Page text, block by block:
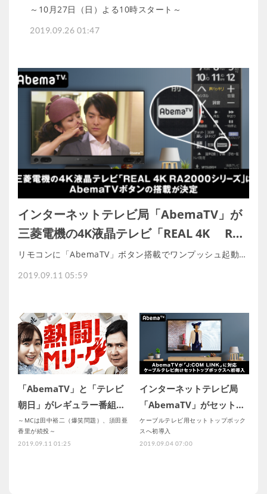
～10月27日（日）よる10時スタート～
2019.09.26 01:47
インターネットテレビ局「AbemaTV」が
三菱電機の4K液晶テレビ「REAL 4K R…
リモコンに「AbemaTV」ボタン搭載でワンプッシュ起動…
2019.09.11 05:59
「AbemaTV」と「テレビ
朝日」がレギュラー番組…
～MCは田中裕二（爆笑問題）、須田亜
香里が続投～
2019.09.11 01:25
インターネットテレビ局
「AbemaTV」がセット…
ケーブルテレビ用セットトップボック
スへ初導入
2019.09.04 07:00